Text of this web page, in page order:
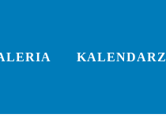
KALENDARZ